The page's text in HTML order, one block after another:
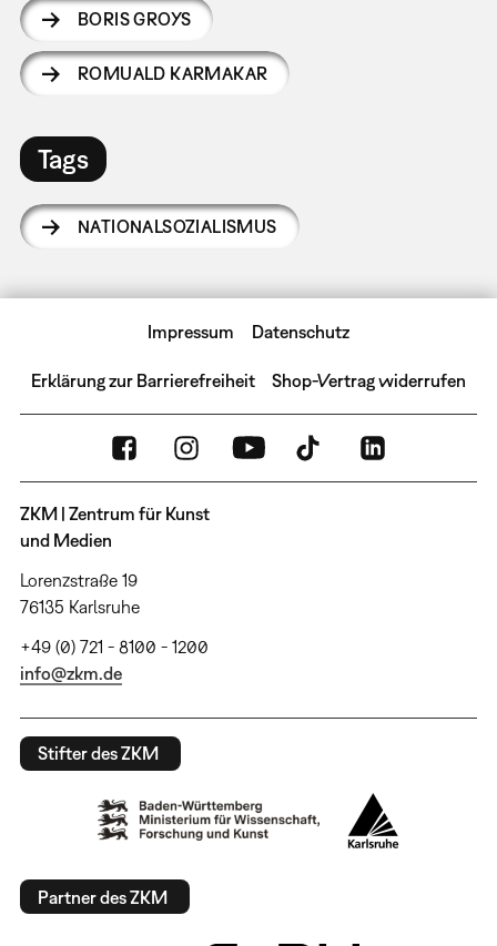
BORIS GROYS
ROMUALD KARMAKAR
Tags
NATIONALSOZIALISMUS
Impressum Datenschutz
Erklärung zur Barrierefreiheit Shop-Vertrag widerrufen
ZKM | Zentrum für Kunst
und Medien
Lorenzstraße 19
76135 Karlsruhe
+49 (0) 721 - 8100 - 1200
info@zkm.de
Stifter des ZKM
Partner des ZKM